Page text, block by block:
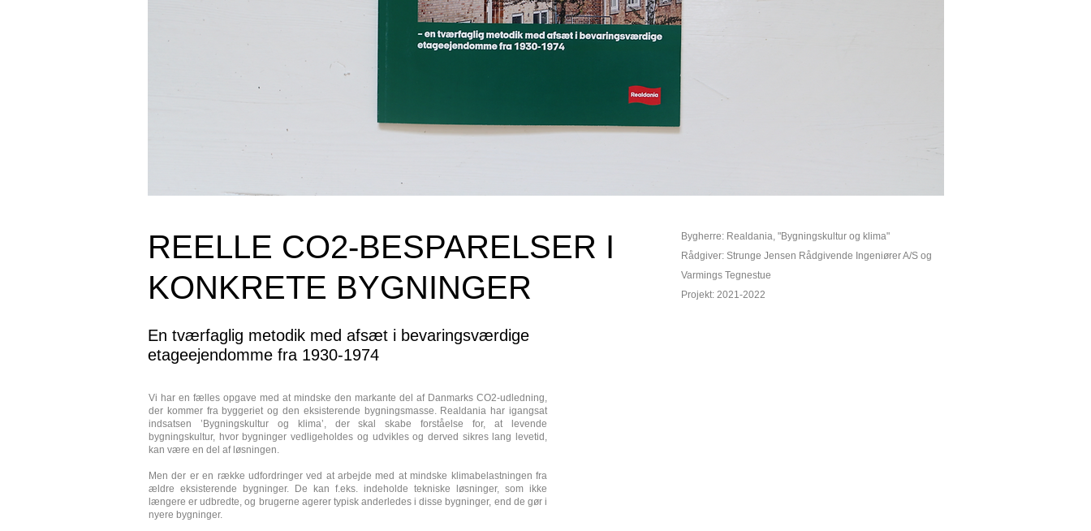
REELLE CO2-BESPARELSER I
KONKRETE BYGNINGER
Bygherre: Realdania, "Bygningskultur og klima"
Rådgiver: Strunge Jensen Rådgivende Ingeniører A/S og
Varmings Tegnestue
Projekt: 2021-2022
En tværfaglig metodik med afsæt i bevaringsværdige
etageejendomme fra 1930-1974
Vi har en fælles opgave med at mindske den markante del af Danmarks CO2-udledning,
der kommer fra byggeriet og den eksisterende bygningsmasse. Realdania har igangsat
indsatsen ’Bygningskultur og klima’, der skal skabe forståelse for, at levende
bygningskultur, hvor bygninger vedligeholdes og udvikles og derved sikres lang levetid,
kan være en del af løsningen.
Men der er en række udfordringer ved at arbejde med at mindske klimabelastningen fra
ældre eksisterende bygninger. De kan f.eks. indeholde tekniske løsninger, som ikke
længere er udbredte, og brugerne agerer typisk anderledes i disse bygninger, end de gør i
nyere bygninger.